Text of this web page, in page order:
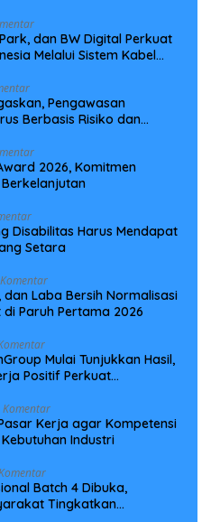
dan BW Digital Perkuat
Melalui Sistem Kabel
Pengawasan
Berbasis Risiko dan
2026, Komitmen
Disabilitas Harus Mendapat
Setara
dan Laba Bersih Normalisasi
Paruh Pertama 2026
Mulai Tunjukkan Hasil,
Positif Perkuat
Komentar
Kerja agar Kompetensi
Industri
Batch 4 Dibuka,
Tingkatkan